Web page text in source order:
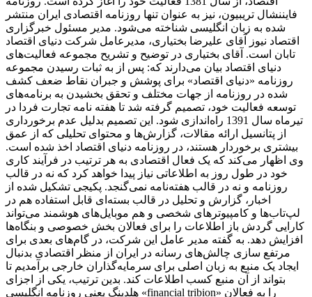
فایننشال تریبیون، نیز به عنوان تنها روزنامه اقتصادی ایران منتشر
شده به زبان انگلیسی شناخته می‌شود. مدیر مسئول خبرگزاری
اقتصاد نیوز آقای علیرضا بختیاری، مدیرعامل شرکت دنیای اقتصاد
تابان است. آقای بختیاری در توضیح و تشریح مجموعه فعالیت‌های
دنیای اقتصاد بیان می‌دارند که: پس از به ثبات رسیدن مجموعه
روزنامه «دنیای اقتصاد» برای پوشش و جبران نقاط ضعف کشف
شده در روزنامه از جهات مختلف و تحقق بخشیدن به برنامه‌های
توسعه فعالیت خود، تصمیم گرفته شد تا هفته نامه تجارت فردا در
تیرماه سال 1391 راه‌اندازی شود. این تصمیم بدلیل عدم برخورداری
از پتانسیل ارائه مقالات، گزارش‌ها و محتوای تحلیلی که از عمق
بیشتری برخوردار هستند، در روزنامه دنیای اقتصاد اخذ شده است.
وی اظهار می‌کند که یک فعال اقتصادی به هر ترتیب در فرآیند کاری
خود در طول روز به اطلاعاتی نیاز پیدا خواهد کرد که نه در قالب
روزنامه و نه در قالب هفته‌نامه نمی‌گنجد. پکیجی تشکیل شده از
اخبار، گزارش و تحلیل در قالب بسته‌ای قابل استفاده هم در
لپ‌تاب‌ها و کامپیوترهای شخصی و هم موبایل‌های هوشمند می‌تواند
کارایی گردش باز اطلاعات را برای فعالان بخش خصوصی و بنگاه‌ها
افزایش دهد. به گفته مدیر عامل این شرکت، در گام‌های بعدی برای
مرتفع سازی چالش‌های رسانه در ایران از منظر اقتصادی بدنبال
ایجاد یک منبع به زبان اصلی برای سرمایه‌گذاران خارجی برآمدیم تا
بتواند از آن منبع کسب اطلاعات کند. بدین ترتیب، یکی از اجزای
هلدینگ یعنی روزنامه انگلیسی «financial tribion» را به فعالان